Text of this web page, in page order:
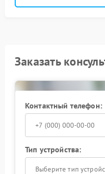
Заказать
Контактный телефон:
Тип устройства:
Выберите тип